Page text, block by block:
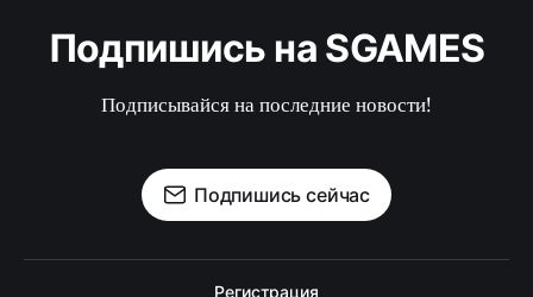
Подпишись на SGAMES
Подписывайся на последние новости!
Подпишись сейчас
Регистрация